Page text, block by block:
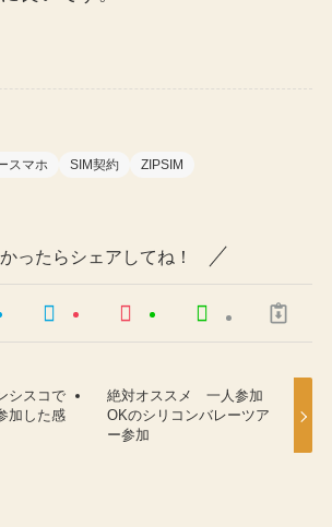
スマホ SIM契約
ZIPSIM
ったらシェアしてね！
シスコで
加した感
絶対オススメ 一人参加
OKのシリコンバレーツア
ー参加